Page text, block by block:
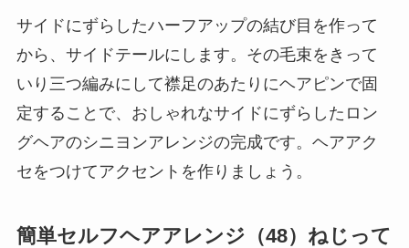
サイドにずらしたハーフアップの結び目を作って
から、サイドテールにします。その毛束をきって
いり三つ編みにして襟足のあたりにヘアピンで固
定することで、おしゃれなサイドにずらしたロン
グヘアのシニヨンアレンジの完成です。ヘアアク
セをつけてアクセントを作りましょう。
簡単セルフヘアアレンジ（48）ねじって